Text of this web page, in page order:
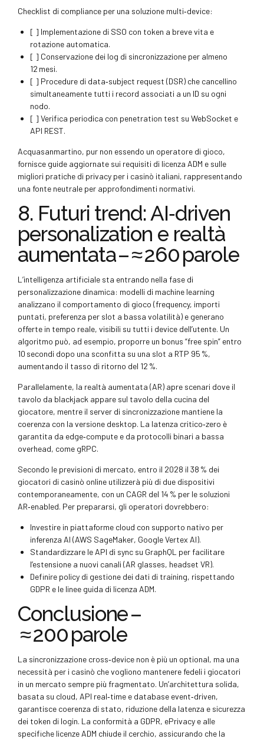
Checklist di compliance per una soluzione multi‑device:
[ ] Implementazione di SSO con token a breve vita e
rotazione automatica.
[ ] Conservazione dei log di sincronizzazione per almeno
12 mesi.
[ ] Procedure di data‑subject request (DSR) che cancellino
simultaneamente tutti i record associati a un ID su ogni
nodo.
[ ] Verifica periodica con penetration test su WebSocket e
API REST.
Acquasanmartino, pur non essendo un operatore di gioco,
fornisce guide aggiornate sui requisiti di licenza ADM e sulle
migliori pratiche di privacy per i casinò italiani, rappresentando
una fonte neutrale per approfondimenti normativi.
8. Futuri trend: AI‑driven
personalization e realtà
aumentata – ≈ 260 parole
L’intelligenza artificiale sta entrando nella fase di
personalizzazione dinamica: modelli di machine learning
analizzano il comportamento di gioco (frequency, importi
puntati, preferenza per slot a bassa volatilità) e generano
offerte in tempo reale, visibili su tutti i device dell’utente. Un
algoritmo può, ad esempio, proporre un bonus “free spin” entro
10 secondi dopo una sconfitta su una slot a RTP 95 %,
aumentando il tasso di ritorno del 12 %.
Parallelamente, la realtà aumentata (AR) apre scenari dove il
tavolo da blackjack appare sul tavolo della cucina del
giocatore, mentre il server di sincronizzazione mantiene la
coerenza con la versione desktop. La latenza critico‑zero è
garantita da edge‑compute e da protocolli binari a bassa
overhead, come gRPC.
Secondo le previsioni di mercato, entro il 2028 il 38 % dei
giocatori di casinò online utilizzerà più di due dispositivi
contemporaneamente, con un CAGR del 14 % per le soluzioni
AR‑enabled. Per prepararsi, gli operatori dovrebbero:
Investire in piattaforme cloud con supporto nativo per
inferenza AI (AWS SageMaker, Google Vertex AI).
Standardizzare le API di sync su GraphQL per facilitare
l’estensione a nuovi canali (AR glasses, headset VR).
Definire policy di gestione dei dati di training, rispettando
GDPR e le linee guida di licenza ADM.
Conclusione –
≈ 200 parole
La sincronizzazione cross‑device non è più un optional, ma una
necessità per i casinò che vogliono mantenere fedeli i giocatori
in un mercato sempre più fragmentato. Un’architettura solida,
basata su cloud, API real‑time e database event‑driven,
garantisce coerenza di stato, riduzione della latenza e sicurezza
dei token di login. La conformità a GDPR, ePrivacy e alle
specifiche licenze ADM chiude il cerchio, assicurando che la